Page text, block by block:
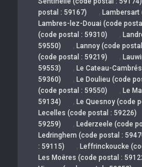
postal : 59167)
, Lambersart
Lambres-lez-Douai (code
(code postal : 59310)
,
59550)
, Lannoy (code
(code postal : 59219)
,
59553)
, Le Cateau-
59360)
, Le Doulieu (code
(code postal : 59550)
, Le
59134)
, Le Quesnoy (code
Lecelles (code postal : 59226)
59259)
, Lederzeele (code
Ledringhem (code postal :
: 59115)
, Leffrinckoucke
Les Moëres (code postal :